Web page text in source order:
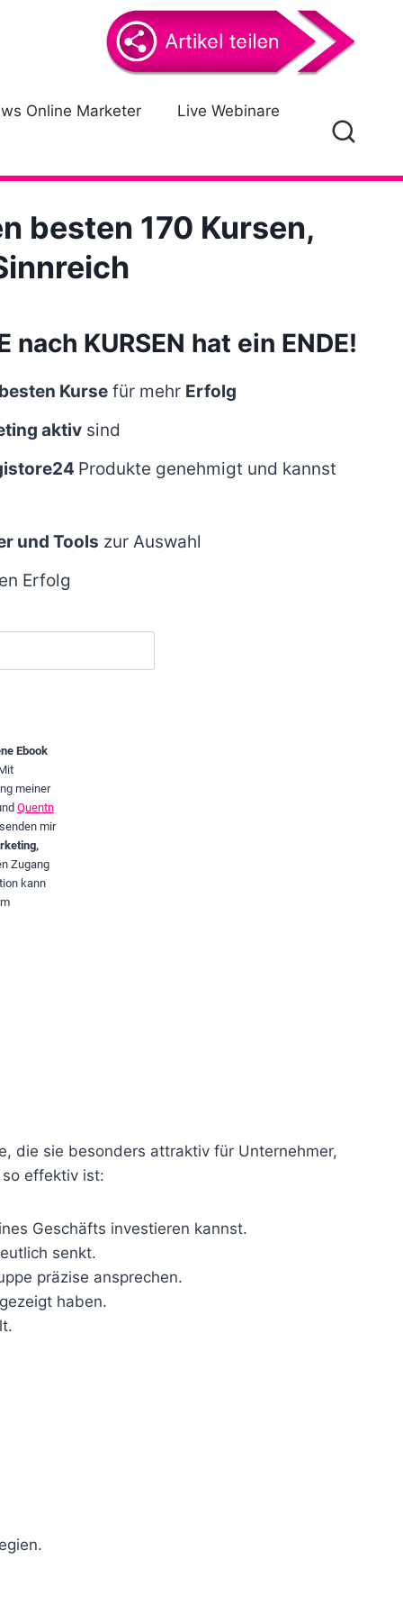
Online Marketer Live Webinare
besten 170 Kursen,
KURSEN hat ein ENDE!
besten Kursefür mehr Erfolg
aktivsind
Produkte genehmigt und kannst
und Tools zur Auswahl
Erfolg
Ebook
meiner
Quentn
mir
Zugang
kann
die sie besonders attraktiv für Unternehmer,
effektiv ist:
Geschäfts investieren kannst.
senkt.
präzise ansprechen.
haben.